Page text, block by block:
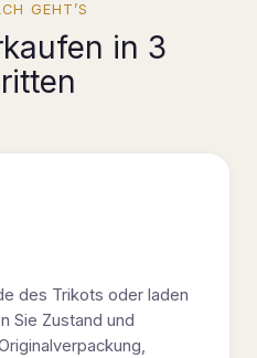
GEHT’S
in 3
des Trikots oder laden
Sie Zustand und